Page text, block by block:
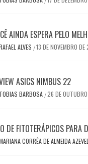
AINDA ESPERA PELO
ALVES /13 DE NOVEMBRO
ASICS NIMBUS 22
TOBIAS BARBOSA /26 DE
DE FITOTERÁPICOS PARA
CORRÊA DE ALMEIDA